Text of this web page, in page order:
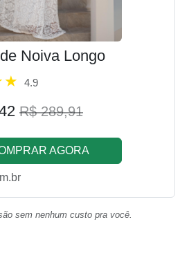
Noiva Longo
4.9
R$ 289,91
AGORA
sem nenhum custo pra você.